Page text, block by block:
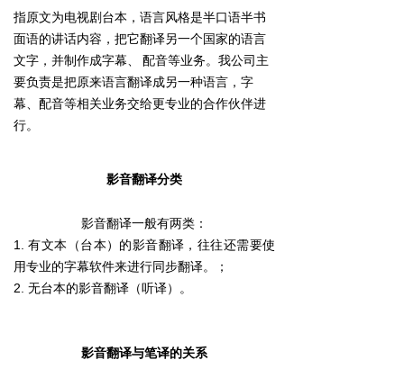
泰语入门
指原文为电视剧台本，语言风格是半口语半书
面语的讲话内容，把它翻译另一个国家的语言
文字，并制作成字幕、
配音等业务。我公司主
要负责是把原来语言翻译成另一种语言，字
幕、配音等相关业务交给更专业的合作伙伴进
行。
影音翻译分类
影音翻译一般有两类：
1.有文本（台本）的影音翻译 ，往往还需要使
用专业的字幕软件来进行同步翻译。；
2. 无台本的影音翻译（听译）。
影音翻译与笔译的关系